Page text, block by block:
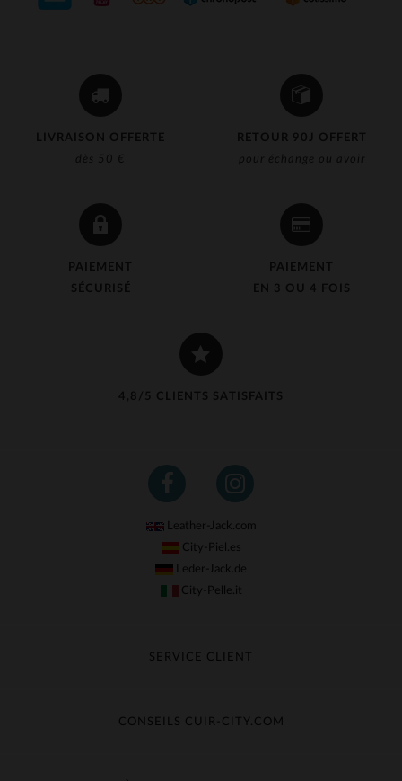
LIVRAISON OFFERTE
dès 50 €
RETOUR 90J OFFERT
pour échange ou avoir
PAIEMENT
SÉCURISÉ
PAIEMENT
EN 3 OU 4 FOIS
4,8/5 CLIENTS SATISFAITS
Leather-Jack.com
City-Piel.es
Leder-Jack.de
City-Pelle.it
SERVICE CLIENT
Échange & Remboursement
CONSEILS CUIR-CITY.COM